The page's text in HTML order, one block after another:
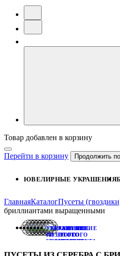
Товар добавлен в корзину
Перейти в корзину Продолжить
ЮВЕЛИРНЫЕ УКРАШЕНИЯ
ГлавнаяКаталогПусеты
бриллиантами выращенными
УКРАШЕНИЕ
ИЗ ЭТОГО
КОМПЛЕКТА:
УКРАШЕНИЕ
ИЗ ЭТОГО
КОМПЛЕКТА:
УКРАШЕНИЕ
ИЗ ЭТОГО
КОМПЛЕКТА: